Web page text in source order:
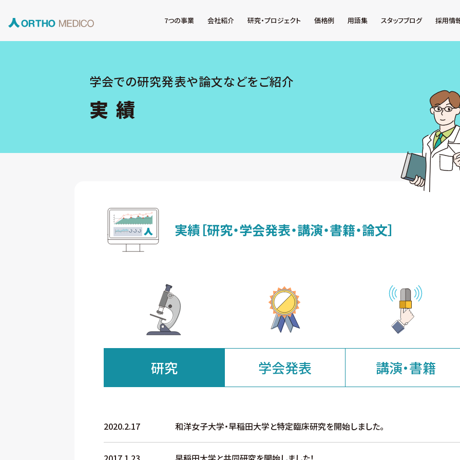
7つの事業 会社紹介 研究・プロジェクト 価格例 用語集 スタッフブログ 採用情
学会での研究発表や論文などをご紹介
実 績
実績［研究・学会発表・講演・書籍・論文］
研究 学会発表 講演・書籍
2020.2.17 和洋女子大学・早稲田大学と特定臨床研究を開始しました。